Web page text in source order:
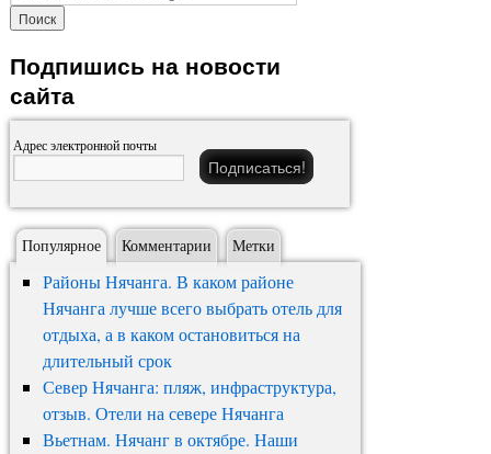
Подпишись на новости
сайта
Адрес электронной почты
Популярное Комментарии Метки
Районы Нячанга. В каком районе
Нячанга лучше всего выбрать отель для
отдыха, а в каком остановиться на
длительный срок
Север Нячанга: пляж, инфраструктура,
отзыв. Отели на севере Нячанга
Вьетнам. Нячанг в октябре. Наши